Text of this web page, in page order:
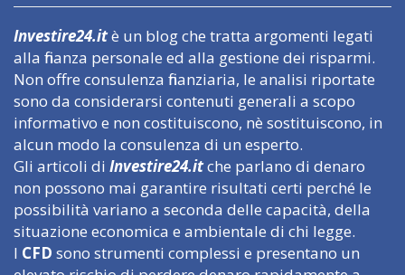
Investire24.itè un blog che tratta argomenti legati
alla finanza personale ed alla gestione dei risparmi.
Non offre consulenza finanziaria, le analisi riportate
sono da considerarsi contenuti generali a scopo
informativo e non costituiscono, nè sostituiscono, in
alcun modo la consulenza di un esperto.
Gli articoli di Investire24.itche parlano di denaro
non possono mai garantire risultati certi perché le
possibilità variano a seconda delle capacità, della
situazione economica e ambientale di chi legge.
I CFD sono strumenti complessi e presentano un